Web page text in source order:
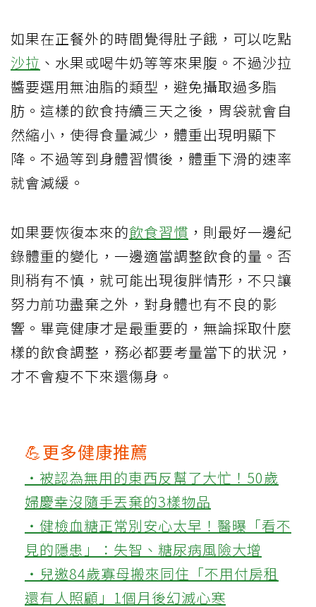
如果在正餐外的時間覺得肚子餓，可以吃點
沙拉 、水果或喝牛奶等等來果腹。不過沙拉
醬要選用無油脂的類型，避免攝取過多脂
肪。這樣的飲食持續三天之後，胃袋就會自
然縮小，使得食量減少，體重出現明顯下
降。不過等到身體習慣後，體重下滑的速率
就會減緩。
如果要恢復本來的飲食習慣 ，則最好一邊紀
錄體重的變化，一邊適當調整飲食的量。否
則稍有不慎，就可能出現復胖情形，不只讓
努力前功盡棄之外，對身體也有不良的影
響。畢竟健康才是最重要的，無論採取什麼
樣的飲食調整，務必都要考量當下的狀況，
才不會瘦不下來還傷身。
💪更多健康推薦
‧被認為無用的東西反幫了大忙！50歲
婦慶幸沒隨手丟棄的3樣物品
‧健檢血糖正常別安心太早！醫曝「看不
見的隱患」：失智、糖尿病風險大增
‧兒邀84歲寡母搬來同住「不用付房租
還有人照顧」1個月後幻滅心寒